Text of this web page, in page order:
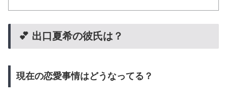
💕 出口夏希の彼氏は？
現在の恋愛事情はどうなってる？